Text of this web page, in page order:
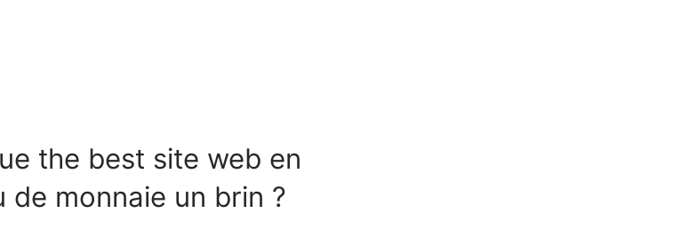
the best site web en
de monnaie un brin ?